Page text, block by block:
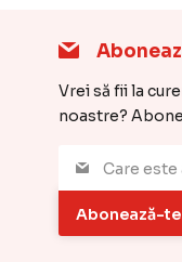
Vrei să fii la
noastre?
Abonează-te